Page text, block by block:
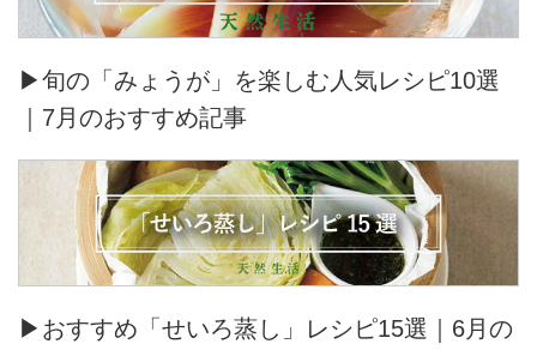
▶旬の「みょうが」を楽しむ人気レシピ10選
｜7月のおすすめ記事
▶おすすめ「せいろ蒸し」レシピ15選｜6月の